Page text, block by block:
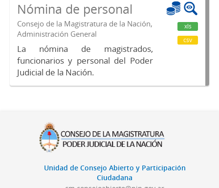
Nómina de personal
Consejo de la Magistratura de la Nación,
Administración General
La nómina de magistrados,
funcionarios y personal del Poder
Judicial de la Nación.
xls
csv
Unidad de Consejo Abierto y Participación
Ciudadana